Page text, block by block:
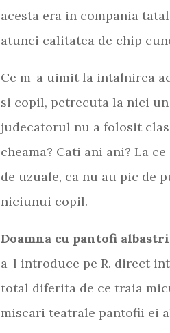
acesta era in compania
atunci calitatea de chip
Ce m-a uimit la intalnirea
si copil, petrecuta la nici
judecatorul nu a folosit
cheama? Cati ani ani? La
de uzuale, ca nu au pic de
niciunui copil.
Doamna cu pantofi albastri
a-l introduce pe R. direct
total diferita de ce traia
miscari teatrale pantofii ei